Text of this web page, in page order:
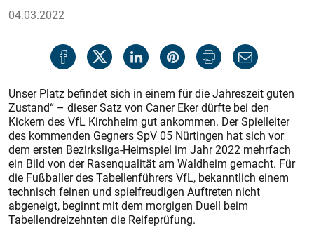
04.03.2022
Unser Platz befindet sich in einem für die Jahreszeit guten
Zustand“ – dieser Satz von Caner Eker dürfte bei den
Kickern des VfL Kirchheim gut ankommen. Der Spielleiter
des kommenden Gegners SpV 05 Nürtingen hat sich vor
dem ersten Bezirksliga-Heimspiel im Jahr 2022 mehrfach
ein Bild von der Rasenqualität am Waldheim gemacht. Für
die Fußballer des Tabellenführers VfL, bekanntlich einem
technisch feinen und spielfreudigen Auftreten nicht
abgeneigt, beginnt mit dem morgigen Duell beim
Tabellendreizehnten die Reifeprüfung.